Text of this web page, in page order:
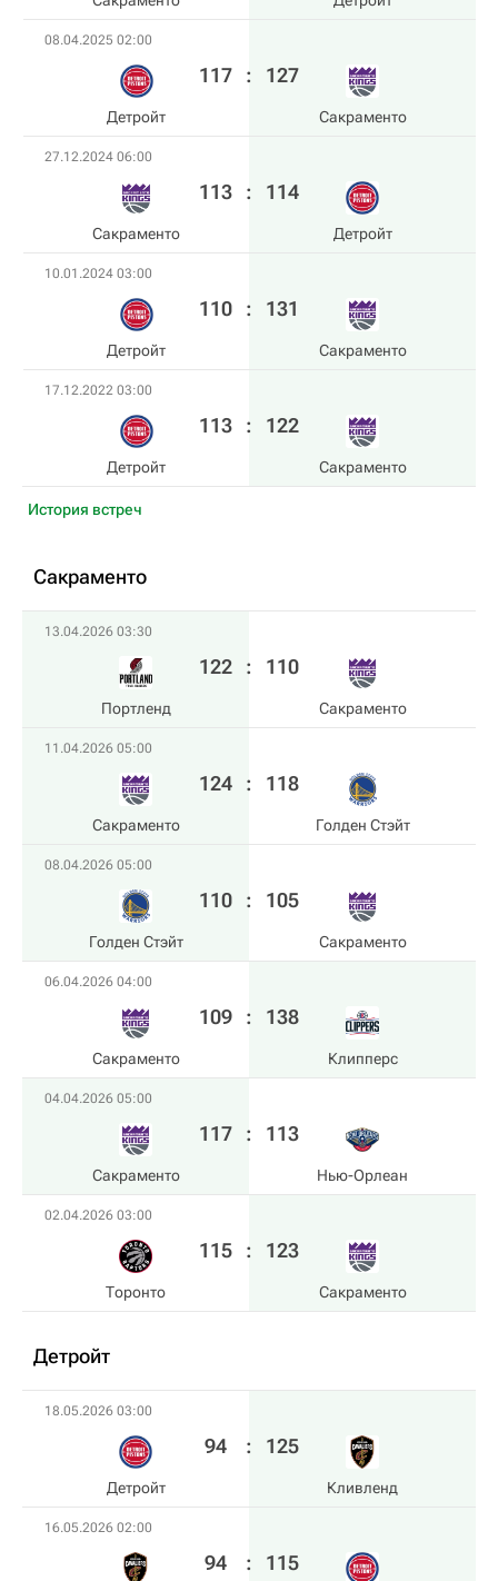
08.04.2025 02:00
Детройт
117 : 127
Сакраменто
27.12.2024 06:00
Сакраменто
113 : 114
Детройт
10.01.2024 03:00
Детройт
110 : 131
Сакраменто
17.12.2022 03:00
Детройт
113 : 122
Сакраменто
История встреч
Сакраменто
13.04.2026 03:30
Портленд
122 : 110
Сакраменто
11.04.2026 05:00
Сакраменто
124 : 118
Голден Стэйт
08.04.2026 05:00
Голден Стэйт
110 : 105
Сакраменто
06.04.2026 04:00
Сакраменто
109 : 138
Клипперс
04.04.2026 05:00
Сакраменто
117 : 113
Нью-Орлеан
02.04.2026 03:00
Торонто
115 : 123
Сакраменто
Детройт
18.05.2026 03:00
Детройт
94 : 125
Кливленд
16.05.2026 02:00
94 : 115